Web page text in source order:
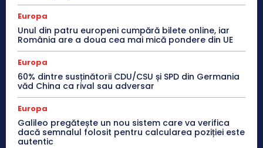
Europa
Unul din patru europeni cumpără bilete online, iar
România are a doua cea mai mică pondere din UE
Europa
60% dintre susținătorii CDU/CSU și SPD din Germania
văd China ca rival sau adversar
Europa
Galileo pregătește un nou sistem care va verifica
dacă semnalul folosit pentru calcularea poziției este
autentic